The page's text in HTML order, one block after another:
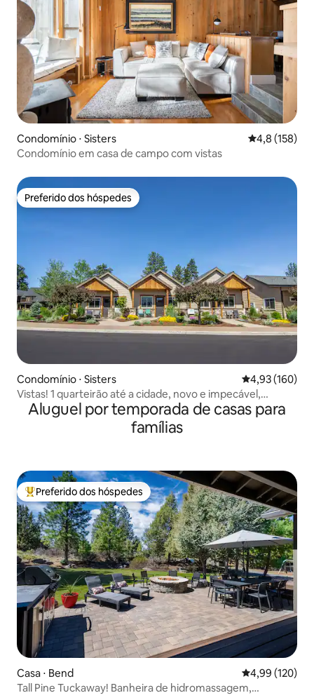
Condomínio ⋅ Sisters 4,8 de uma
4,8 (158)
Condomínio em casa de campo com vistas
Preferido dos hóspedes
Preferido dos hóspedes
Condomínio ⋅ Sisters 4,93 de uma
4,93 (160)
Vistas! 1 quarteirão até a cidade, novo e impecável,
animais de estimação ok - Middle
Aluguel por temporada de casas para
famílias
Entre os melhores preferidos dos hóspedes
Preferido dos hóspedes
Casa ⋅ Bend 4,99 de uma
4,99 (120)
Tall Pine Tuckaway! Banheira de hidromassagem,